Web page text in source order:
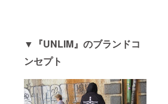
▼『UNLIM』のブランドコ
ンセプト